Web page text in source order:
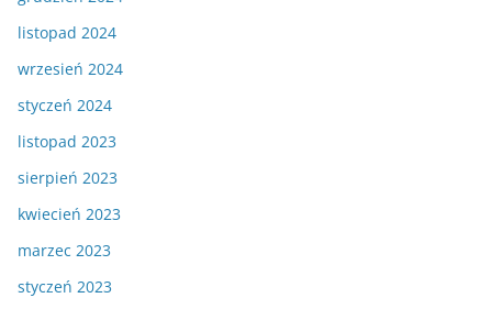
listopad 2024
wrzesień 2024
styczeń 2024
listopad 2023
sierpień 2023
kwiecień 2023
marzec 2023
styczeń 2023